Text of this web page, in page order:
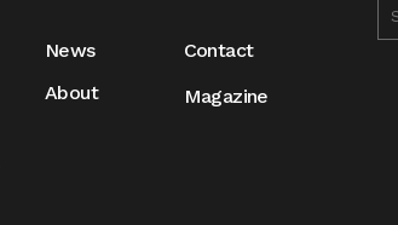
News
About
Contact
Magazine